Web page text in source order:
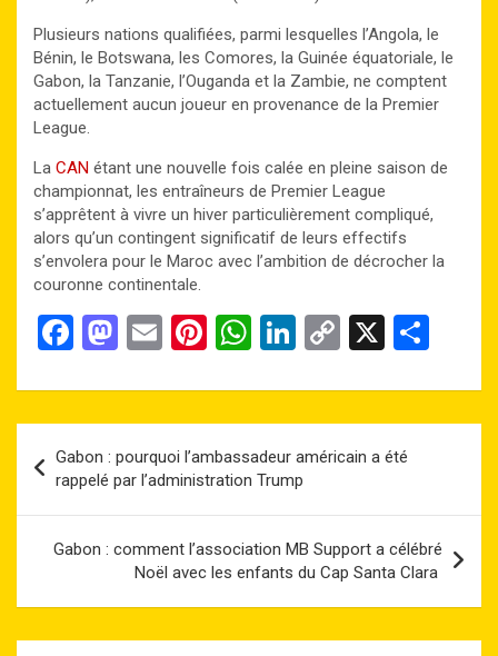
Plusieurs nations qualifiées, parmi lesquelles l’Angola, le
Bénin, le Botswana, les Comores, la Guinée équatoriale, le
Gabon, la Tanzanie, l’Ouganda et la Zambie, ne comptent
actuellement aucun joueur en provenance de la Premier
League.
La CAN étant une nouvelle fois calée en pleine saison de
championnat, les entraîneurs de Premier League
s’apprêtent à vivre un hiver particulièrement compliqué,
alors qu’un contingent significatif de leurs effectifs
s’envolera pour le Maroc avec l’ambition de décrocher la
couronne continentale.
F
ce
b
o
o
k
M
st
d
o
n
E
ail
Pi
er
es
t
W
at
s
A
p
p
Li
ke
dI
n
C
py
Li
n
k
X
ta
de
l’article
Gabon : pourquoi l’ambassadeur américain a été
rappelé par l’administration Trump
Gabon : comment l’association MB Support a célébré
Noël avec les enfants du Cap Santa Clara